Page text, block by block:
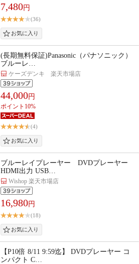
7,480円
(36)
(長期無料保証)Panasonic（パナソニック）
ブルーレ…
ケーズデンキ 楽天市場店
44,000円
ポイント10%
(4)
ブルーレイプレーヤー DVDプレーヤー
HDMI出力 USB…
Wishop 楽天市場店
16,980円
(18)
【P10倍 8/11 9:59迄】 DVDプレーヤー コ
ンパクト C…